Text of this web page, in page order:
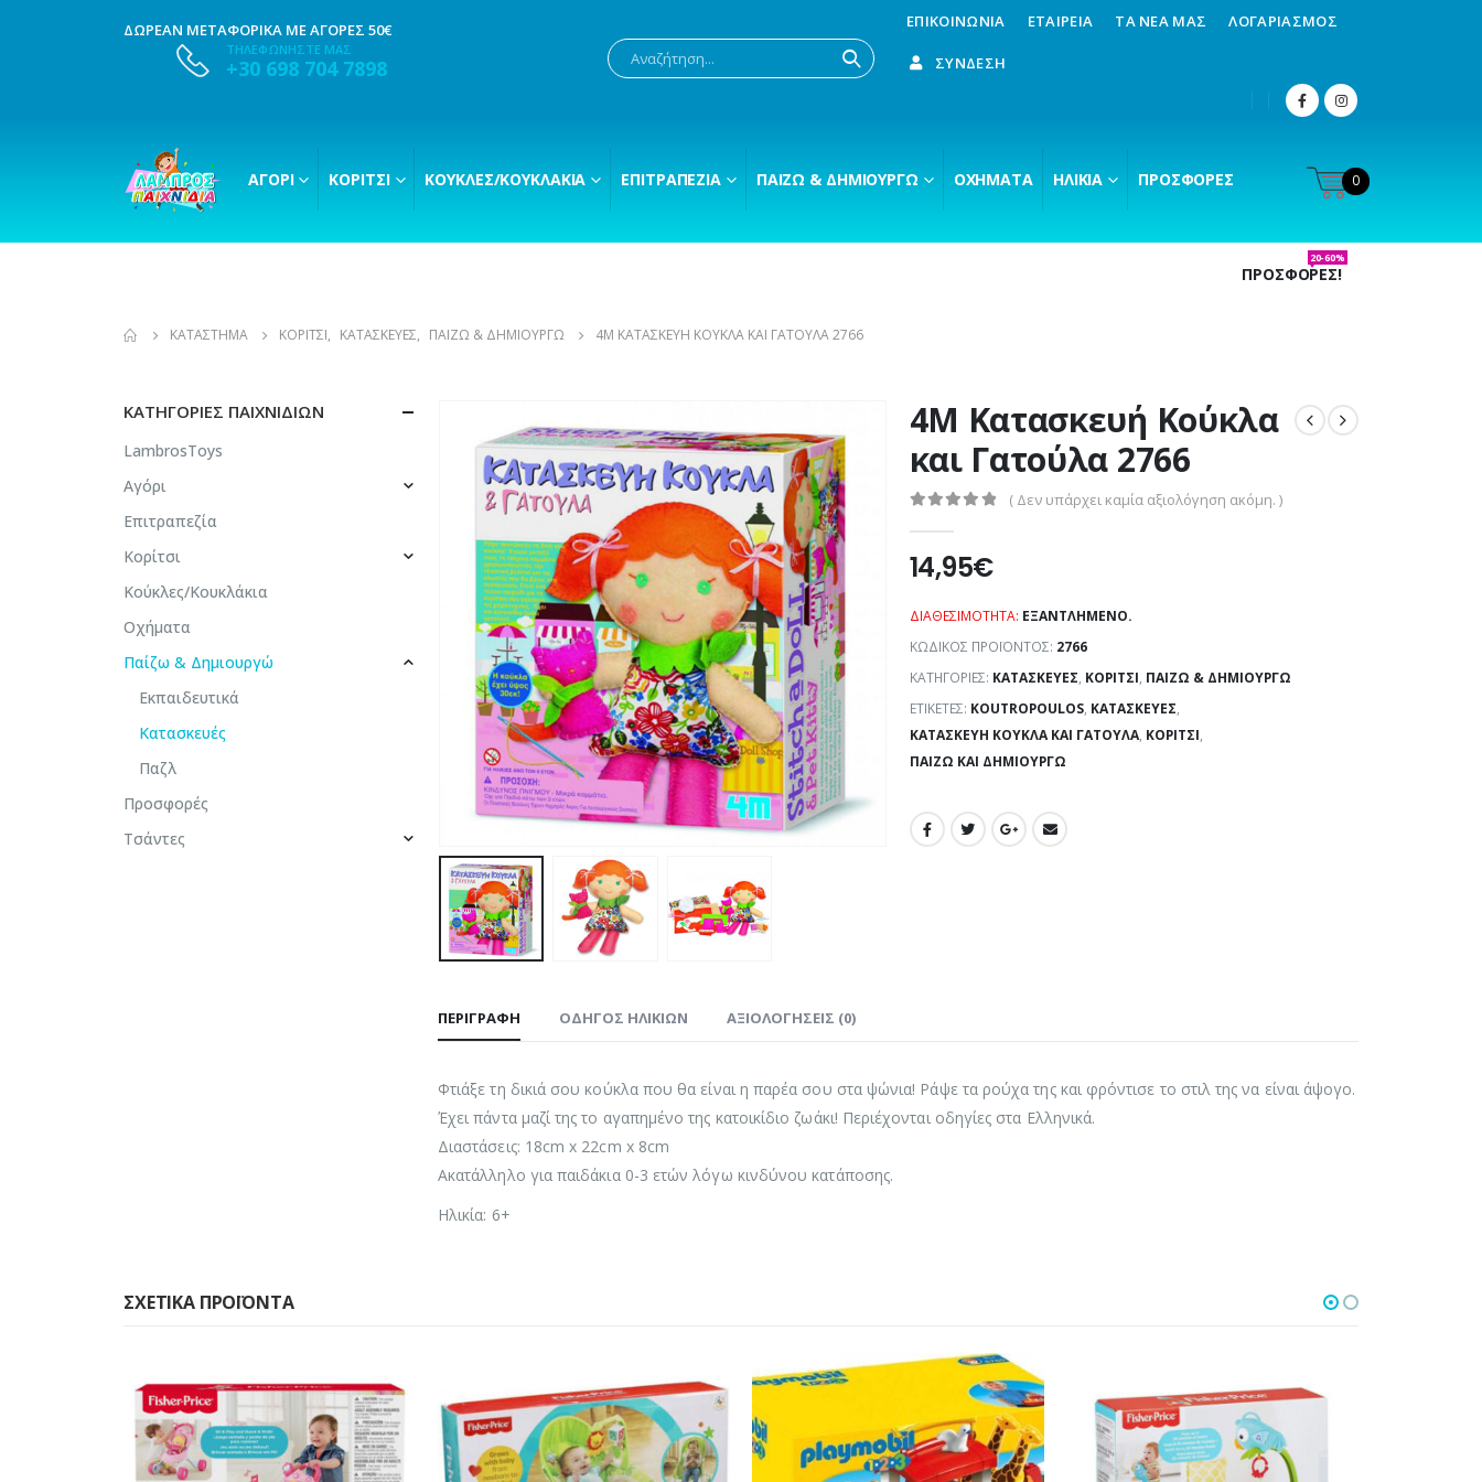
ΔΩΡΕΑΝ ΜΕΤΑΦΟΡΙΚΑ ΜΕ ΑΓΟΡΕΣ 50€
ΤΗΛΕΦΩΝΗΣΤΕ ΜΑΣ
+30 698 704 7898
ΕΠΙΚΟΙΝΩΝΊΑ ΕΤΑΙΡΕΊΑ ΤΑ ΝΈΑ ΜΑΣ ΛΟΓΑΡΙΑΣΜΌΣ
ΣΎΝΔΕΣΗ
ΑΓΌΡΙ ΚΟΡΊΤΣΙ ΚΟΎΚΛΕΣ/ΚΟΥΚΛΆΚΙΑ ΕΠΙΤΡΑΠΈΖΙΑ ΠΑΊΖΩ & ΔΗΜΙΟΥΡΓΏ ΟΧΉΜΑΤΑ ΗΛΙΚΊΑ ΠΡΟΣΦΟΡΈΣ 0
ΠΡΟΣΦΟΡΕΣ!
20-60%
ΚΑΤΆΣΤΗΜΑ ΚΟΡΊΤΣΙ, ΚΑΤΑΣΚΕΥΈΣ, ΠΑΊΖΩ & ΔΗΜΙΟΥΡΓΏ 4M ΚΑΤΑΣΚΕΥΉ ΚΟΎΚΛΑ ΚΑΙ ΓΑΤΟΎΛΑ 2766
4M Κατασκευή Κούκλα
και Γατούλα 2766
( Δεν υπάρχει καμία αξιολόγηση ακόμη. )
14,95€
ΔΙΑΘΕΣΙΜΌΤΗΤΑ: ΕΞΑΝΤΛΗΜΈΝΟ.
ΚΩΔΙΚΌΣ ΠΡΟΪΌΝΤΟΣ: 2766
ΚΑΤΗΓΟΡΊΕΣ: ΚΑΤΑΣΚΕΥΈΣ, ΚΟΡΊΤΣΙ, ΠΑΊΖΩ & ΔΗΜΙΟΥΡΓΏ
ΕΤΙΚΈΤΕΣ: KOUTROPOULOS, ΚΑΤΑΣΚΕΥΈΣ,
ΚΑΤΑΣΚΕΥΉ ΚΟΎΚΛΑ ΚΑΙ ΓΑΤΟΎΛΑ, ΚΟΡΊΤΣΙ,
ΠΑΊΖΩ ΚΑΙ ΔΗΜΙΟΥΡΓΏ
ΠΕΡΙΓΡΑΦΉ ΟΔΗΓΌΣ ΗΛΙΚΙΏΝ ΑΞΙΟΛΟΓΉΣΕΙΣ (0)
Φτιάξε τη δικιά σου κούκλα που θα είναι η παρέα σου στα ψώνια! Ράψε τα ρούχα της και φρόντισε το στιλ της να είναι άψογο.
Έχει πάντα μαζί της το αγαπημένο της κατοικίδιο ζωάκι! Περιέχονται οδηγίες στα Ελληνικά.
Διαστάσεις: 18cm x 22cm x 8cm
Ακατάλληλο για παιδάκια 0-3 ετών λόγω κινδύνου κατάποσης.
Ηλικία: 6+
ΚΑΤΗΓΟΡΊΕΣ ΠΑΙΧΝΙΔΙΏΝ
LambrosToys
Αγόρι
Επιτραπεζία
Κορίτσι
Κούκλες/Κουκλάκια
Οχήματα
Παίζω & Δημιουργώ
Εκπαιδευτικά
Κατασκευές
Παζλ
Προσφορές
Τσάντες
ΣΧΕΤΙΚΆ ΠΡΟΪΌΝΤΑ